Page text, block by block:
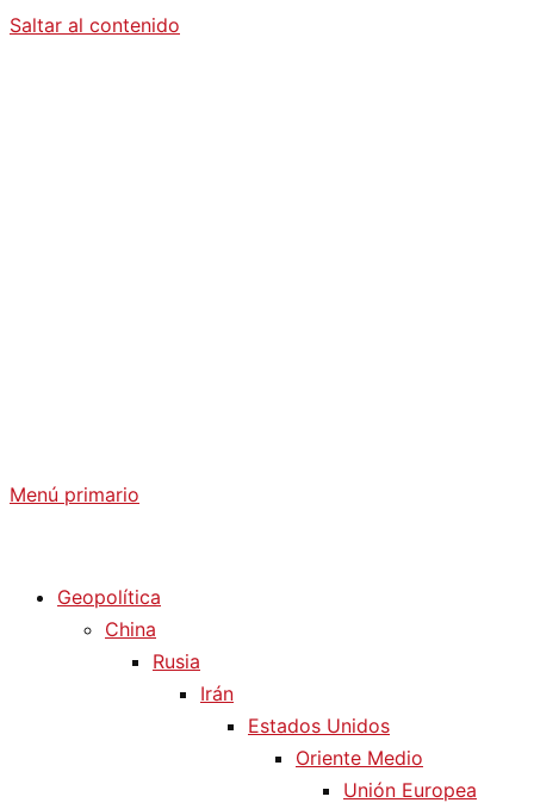
Saltar al contenido
Menú primario
Geopolítica
China
Rusia
Irán
Estados Unidos
Oriente Medio
Unión Europea